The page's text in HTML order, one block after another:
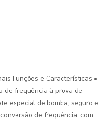
Funções e Características •
de frequência à prova de
especial de bomba, seguro e
de frequência, com